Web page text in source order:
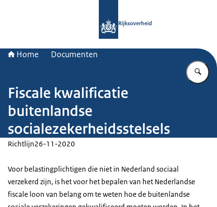
Rijksoverheid
Home Documenten
Fiscale kwalificatie
buitenlandse
socialezekerheidsstelsels
Richtlijn26-11-2020
Voor belastingplichtigen die niet in Nederland sociaal
verzekerd zijn, is het voor het bepalen van het Nederlandse
fiscale loon van belang om te weten hoe de buitenlandse